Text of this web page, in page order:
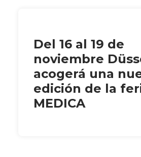
Del 16 al 19 de
noviembre
acogerá una
edición de la
MEDICA